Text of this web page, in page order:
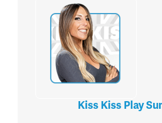
Kiss Kiss Play